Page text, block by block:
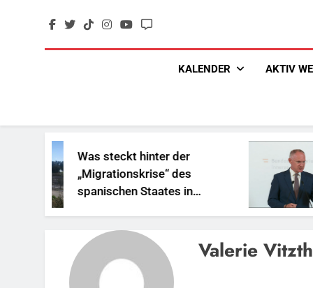
KALENDER AKTIV
Was steckt hinter der
„Migrationskrise“ des
spanischen Staates in
Nordafrika?
Valerie